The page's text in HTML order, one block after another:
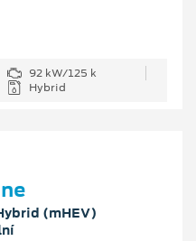
92 kW/125 k
Hybrid
(mHEV)